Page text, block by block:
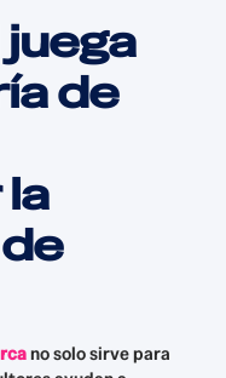
de
no solo sirve para